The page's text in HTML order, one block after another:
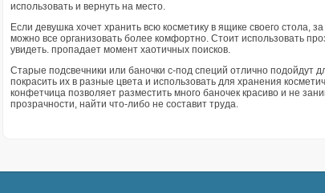
использовать и вернуть на место.
Если девушка хочет хранить всю косметику в ящике своего стола,
можно все организовать более комфортно. Стоит использовать
увидеть. пропадает момент хаотичных поисков.
Старые подсвечники или баночки с-под специй отлично подойдут
покрасить их в разные цвета и использовать для хранения
конфетчица позволяет разместить много баночек красиво и не
прозрачности, найти что-либо не составит труда.